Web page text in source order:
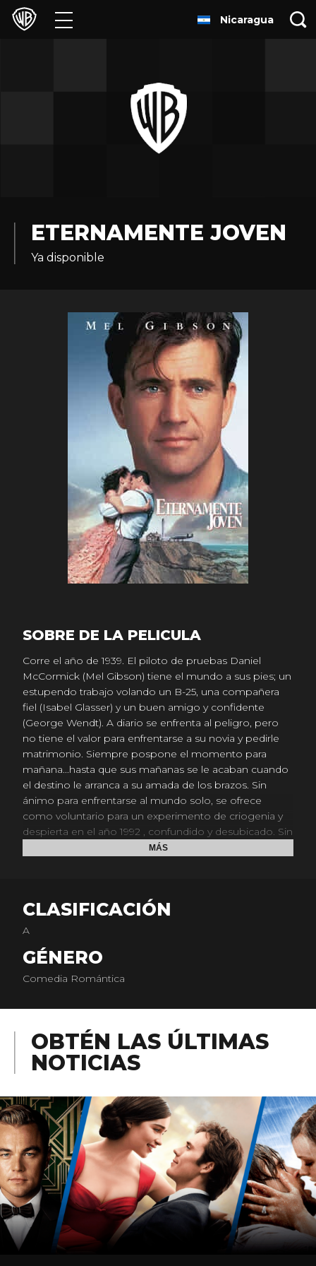
Películas
Juegos y Aplicaciones
Experiencias
Nicaragua
ETERNAMENTE JOVEN
Ya disponible
SOBRE DE LA PELICULA
Corre el año de 1939. El piloto de pruebas Daniel
McCormick (Mel Gibson) tiene el mundo a sus pies; un
estupendo trabajo volando un B-25, una compañera
fiel (Isabel Glasser) y un buen amigo y confidente
(George Wendt). A diario se enfrenta al peligro, pero
no tiene el valor para enfrentarse a su novia y pedirle
matrimonio. Siempre pospone el momento para
mañana...hasta que sus mañanas se le acaban cuando
el destino le arranca a su amada de los brazos. Sin
ánimo para enfrentarse al mundo solo, se ofrece
como voluntario para un experimento de criogenia y
despierta en el año 1992 , confundido y desubicado. Sin
embargo, a través de la relación con un niño sin padre
sobre el valor de enfrentar riesgos, disfrutar el presente
y recibir una verdadera oportunidad.
MÁS
CLASIFICACIÓN
A
GÉNERO
Comedia Romántica
OBTÉN LAS ÚLTIMAS
NOTICIAS